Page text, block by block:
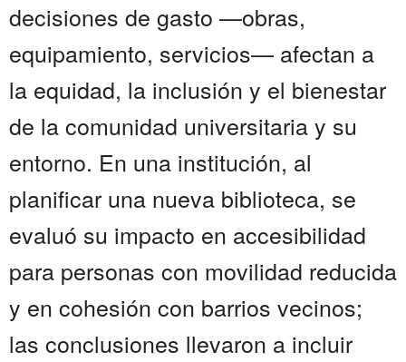
decisiones de gasto —obras,
equipamiento, servicios— afectan a
la equidad, la inclusión y el bienestar
de la comunidad universitaria y su
entorno. En una institución, al
planificar una nueva biblioteca, se
evaluó su impacto en accesibilidad
para personas con movilidad reducida
y en cohesión con barrios vecinos;
las conclusiones llevaron a incluir